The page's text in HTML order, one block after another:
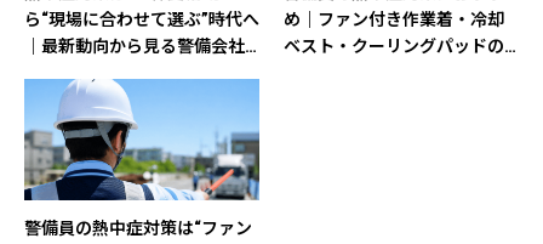
ら“現場に合わせて選ぶ”時代へ
｜最新動向から見る警備会社
め｜ファン付き作業着・冷却
ベスト・クーリングパッドの
警備員の熱中症対策は“ファン